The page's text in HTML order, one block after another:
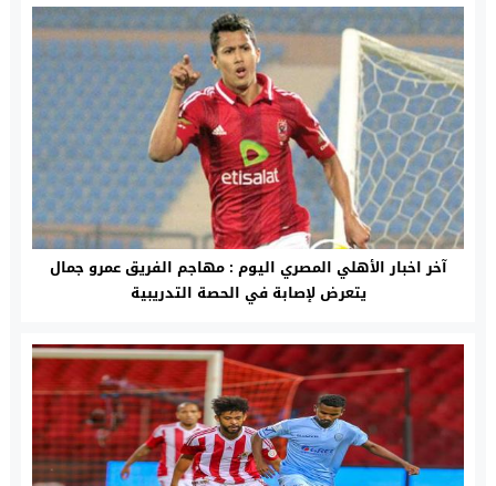
آخر اخبار الأهلي المصري اليوم : مهاجم الفريق عمرو جمال
يتعرض لإصابة في الحصة التدريبية